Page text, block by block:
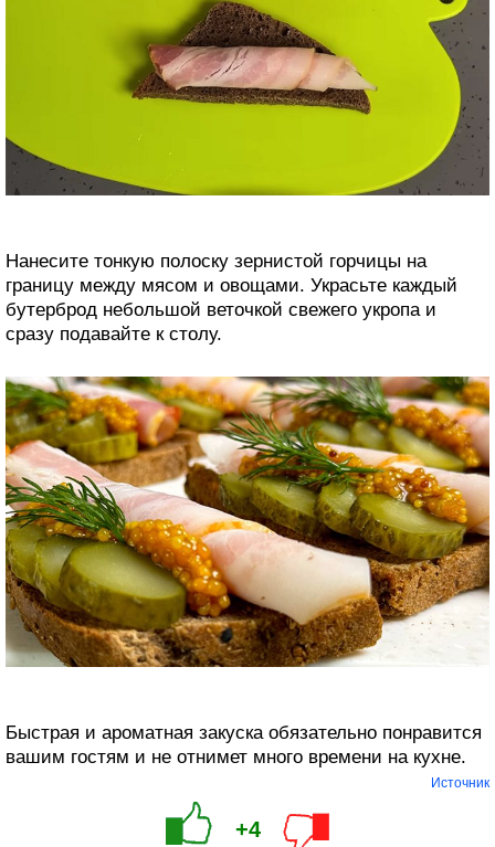
Нанесите тонкую полоску зернистой горчицы на
границу между мясом и овощами. Украсьте каждый
бутерброд небольшой веточкой свежего укропа и
сразу подавайте к столу.
Быстрая и ароматная закуска обязательно понравится
вашим гостям и не отнимет много времени на кухне.
Источник
+4